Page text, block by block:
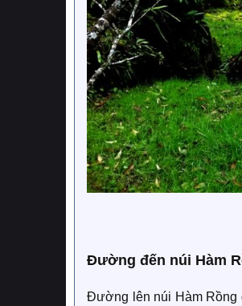
Đường đến núi Hàm
Đường lên núi Hàm Rồng